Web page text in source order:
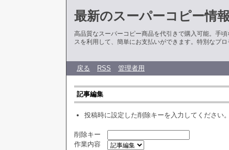
最新のスーパーコピー情
高品質なスーパーコピー商品を代引きで購入可能。手
スを利用して、簡単にお支払いができます。特別なプ
戻る RSS 管理者用
記事編集
投稿時に設定した削除キーを入力してください
削除キー
作業内容